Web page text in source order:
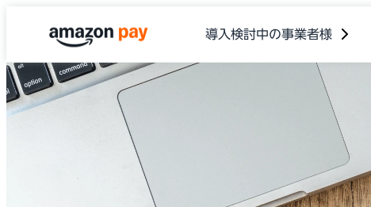
導入検討中の事業者様